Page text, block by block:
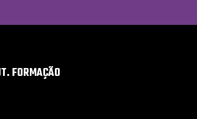
FORMAÇÃO